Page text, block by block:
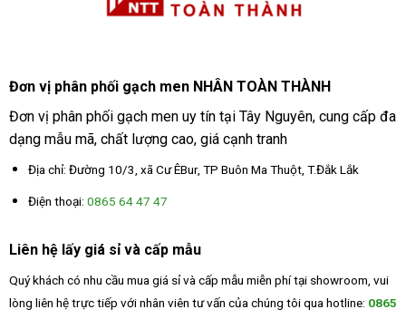
Đơn vị phân phối gạch men NHÂN TOÀN THÀNH
Đơn vị phân phối gạch men uy tín tại Tây Nguyên, cung cấp đa
dạng mẫu mã, chất lượng cao, giá cạnh tranh
Địa chỉ: Đường 10/3, xã Cư ÊBur, TP Buôn Ma Thuột, T.Đắk Lắk
Điện thoại: 0865 64 47 47
Liên hệ lấy giá sỉ và cấp mẫu
Quý khách có nhu cầu mua giá sỉ và cấp mẫu miễn phí tại showroom, vui
lòng liên hệ trực tiếp với nhân viên tư vấn của chúng tôi qua hotline: 0865